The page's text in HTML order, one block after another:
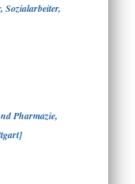
Sozialarbeiter,
Pharmazie,